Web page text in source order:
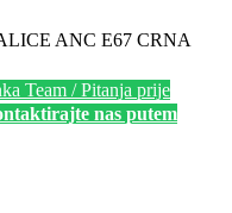
ANC E67 CRNA
Team / Pitanja prije
nas putem